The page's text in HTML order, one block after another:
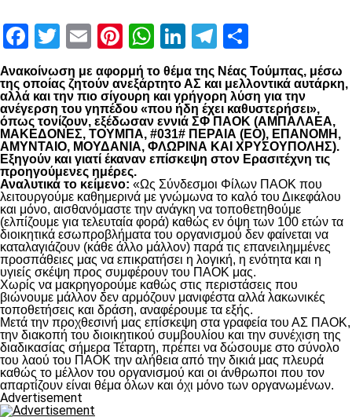
Facebook
Twitter
EmailPinterest
WhatsApp
LinkedIn
Telegram
Ανακοίνωση με αφορμή το θέμα της Νέας Τούμπας, μέσω
της οποίας ζητούν ανεξάρτητο ΑΣ και μελλοντικά αυτάρκη,
αλλά και την πιο σίγουρη και γρήγορη λύση για την
ανέγερση του γηπέδου «που ήδη έχει καθυστερήσει»,
όπως τονίζουν, εξέδωσαν εννιά ΣΦ ΠΑΟΚ (ΑΜΠΑΛΑΕΑ,
ΜΑΚΕΔΟΝΕΣ, ΤΟΥΜΠΑ, #031# ΠΕΡΑΙΑ (ΕΟ), ΕΠΑΝΟΜΗ,
ΑΜΥΝΤΑΙΟ, ΜΟΥΔΑΝΙΑ, ΦΛΩΡΙΝΑ ΚΑΙ ΧΡΥΣΟΥΠΟΛΗΣ).
Εξηγούν και γιατί έκαναν επίσκεψη στον Ερασιτέχνη τις
προηγούμενες ημέρες.
Αναλυτικά το κείμενο: «Ως Σύνδεσμοι Φίλων ΠΑΟΚ που
λειτουργούμε καθημερινά με γνώμωνα το καλό του Δικεφάλου
και μόνο, αισθανόμαστε την ανάγκη να τοποθετηθούμε
(ελπίζουμε για τελευταία φορά) καθώς εν όψη των 100 ετών τα
διοικητικά εσωπροβλήματα του οργανισμού δεν φαίνεται να
καταλαγιάζουν (κάθε άλλο μάλλον) παρά τις επανειλημμένες
προσπάθειες μας να επικρατήσει η λογική, η ενότητα και η
υγιείς σκέψη προς συμφέρουν του ΠΑΟΚ μας.
Χωρίς να μακρηγορούμε καθώς στις περιστάσεις που
βιώνουμε μάλλον δεν αρμόζουν μανιφέστα αλλά λακωνικές
τοποθετήσεις και δράση, αναφέρουμε τα εξής.
Μετά την προχθεσινή μας επίσκεψη στα γραφεία του ΑΣ ΠΑΟΚ,
την διακοπή του διοικητικού συμβουλίου και την συνέχιση της
διαδικασίας σήμερα Τέταρτη, πρέπει να δώσουμε στο σύνολο
του λαού του ΠΑΟΚ την αλήθεια από την δικιά μας πλευρά
καθώς το μέλλον του οργανισμού και οι άνθρωποι που τον
απαρτίζουν είναι θέμα όλων και όχι μόνο των οργανωμένων.
Advertisement